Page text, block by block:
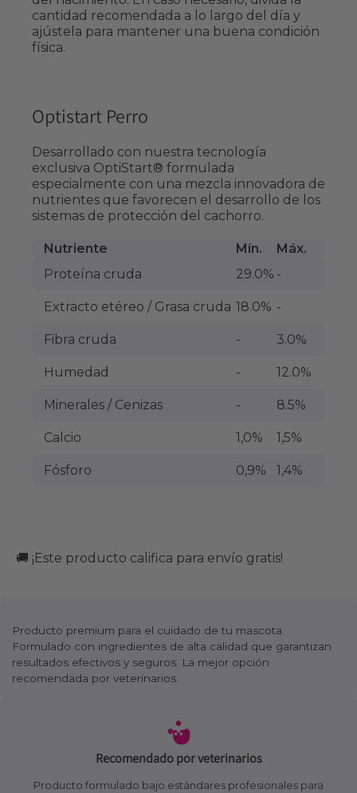
cantidad recomendada a lo largo del día y
ajústela para mantener una buena condición
física.
Optistart Perro
Desarrollado con nuestra tecnología
exclusiva OptiStart® formulada
especialmente con una mezcla innovadora de
nutrientes que favorecen el desarrollo de los
sistemas de protección del cachorro.
Nutriente Mín.
Máx.
Proteína cruda
29.0% -
Extracto etéreo / Grasa cruda 18.0% -
Fibra cruda - 3.0%
Humedad - 12.0%
Minerales / Cenizas - 8.5%
Calcio 1,0% 1,5%
Fósforo 0,9% 1,4%
🚚 ¡Este producto califica para envío gratis!
Producto premium para el cuidado de tu mascota.
Formulado con ingredientes de alta calidad que garantizan
resultados efectivos y seguros. La mejor opción
recomendada por veterinarios.
Recomendado por veterinarios
Producto formulado bajo estándares profesionales para